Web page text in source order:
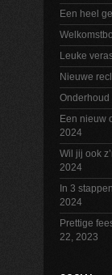
Een heel
Leuke
Nieuwe
Onderhoud
Een nieuw
2024
Wil jij ook
2024
In 3
2024
Prettige
22, 2023